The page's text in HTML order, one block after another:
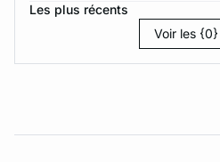
Les plus récents
Voir les